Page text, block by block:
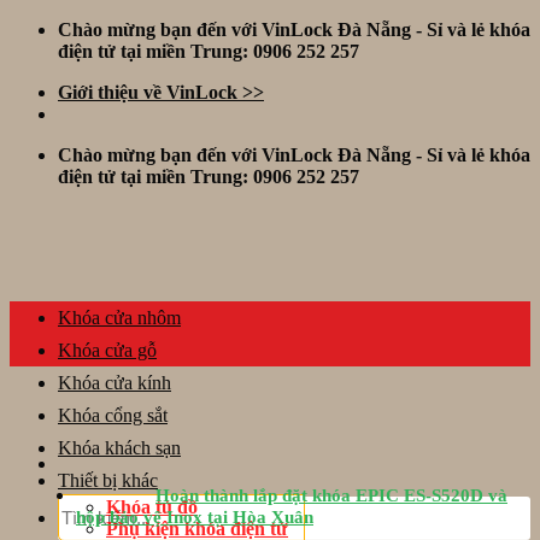
Skip
Chào mừng bạn đến với VinLock Đà Nẵng - Sỉ và lẻ khóa
điện tử tại miền Trung: 0906 252 257
Giới thiệu về VinLock >>
Chào mừng bạn đến với VinLock Đà Nẵng - Sỉ và lẻ khóa
điện tử tại miền Trung: 0906 252 257
Tìm
kiếm:
Khóa cửa nhôm
Khóa cửa gỗ
Khóa cửa kính
Khóa cổng sắt
Khóa khách sạn
Thiết bị khác
Khóa tủ đồ
Phụ kiện khóa điện tử
Hoàn thành lắp đặt khóa EPIC ES-S520D và
hộp bảo vệ Inox tại Hòa Xuân